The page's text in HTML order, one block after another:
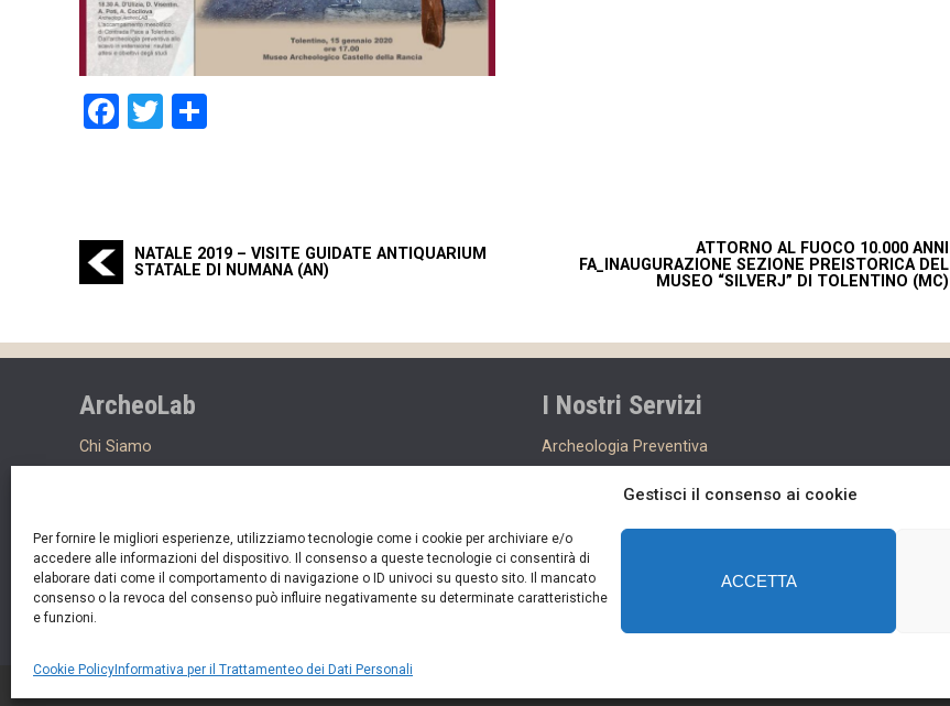
Gestisci il consenso ai cookie
Per fornire le migliori esperienze, utilizziamo tecnologie come i cookie per archiviare e/o
accedere alle informazioni del dispositivo. Il consenso a queste tecnologie ci consentirà di
elaborare dati come il comportamento di navigazione o ID univoci su questo sito. Il mancato
consenso o la revoca del consenso può influire negativamente su determinate caratteristiche
e funzioni.
ACCETTA
Cookie Policy Informativa per il Trattamenteo dei Dati Personali
Facebook
Twitter
Navigazione articoli
NATALE 2019 – VISITE GUIDATE ANTIQUARIUM
STATALE DI NUMANA (AN)
ATTORNO AL FUOCO 10.000 ANNI
FA_INAUGURAZIONE SEZIONE PREISTORICA DEL
MUSEO “SILVERJ” DI TOLENTINO (MC)
ArcheoLab
Chi Siamo
News
Informativa per il Trattamenteo dei Dati Personali
Cookie Policy
I Nostri Servizi
Archeologia Preventiva
Musei e Mostre
Restauro